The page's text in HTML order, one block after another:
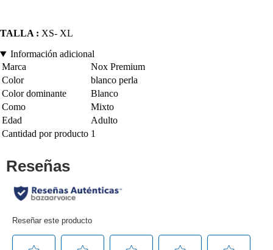
TALLA : XS- XL
Información adicional
Marca
Nox Premium
Color
blanco perla
Color dominante
Blanco
Como
Mixto
Edad
Adulto
Cantidad por producto 1